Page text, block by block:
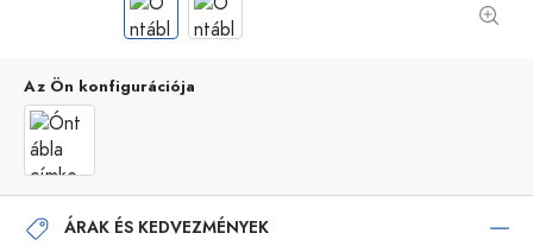
Az Ön konfigurációja
ÁRAK ÉS KEDVEZMÉNYEK